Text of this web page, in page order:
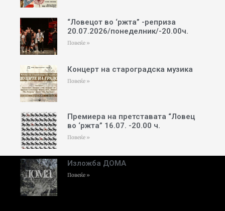
“Ловецот во ‘ржта” -реприза
20.07.2026/понеделник/-20.00ч.
Повеќе »
Концерт на староградска музика
Повеќе »
Премиера на претставата “Ловец
во ‘ржта” 16.07. -20.00 ч.
Повеќе »
Изложба ДОМА
Повеќе »